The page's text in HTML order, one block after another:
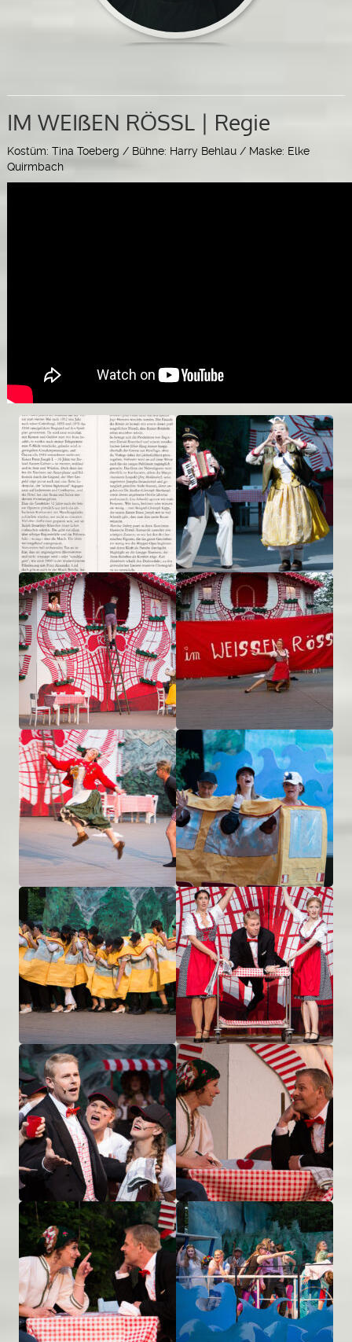
IM WEIßEN RÖSSL | Regie
Kostüm: Tina Toeberg / Bühne: Harry Behlau / Maske: Elke
Quirmbach